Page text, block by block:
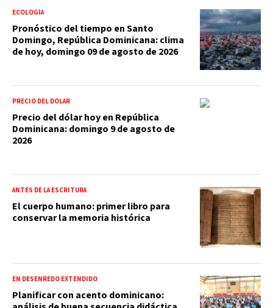
ECOLOGÍA
Pronóstico del tiempo en Santo
Domingo, República Dominicana: clima
de hoy, domingo 09 de agosto de 2026
PRECIO DEL DÓLAR
Precio del dólar hoy en República
Dominicana: domingo 9 de agosto de
2026
ANTES DE LA ESCRITURA
El cuerpo humano: primer libro para
conservar la memoria histórica
EN DESENREDO EXTENDIDO
Planificar con acento dominicano: